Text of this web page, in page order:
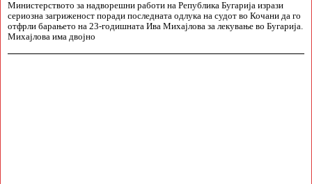
Министерството за надворешни работи на Република Бугарија изрази
сериозна загриженост поради последната одлука на судот во Кочани да го
отфрли барањето на 23-годишната Ива Михајлова за лекување во Бугарија.
Михајлова има двојно